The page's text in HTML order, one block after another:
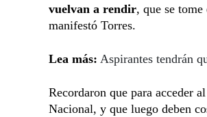
vuelvan a rendir, que se
manifestó Torres.
Lea más: Aspirantes tendrán
Recordaron que para acceder
Nacional, y que luego deben